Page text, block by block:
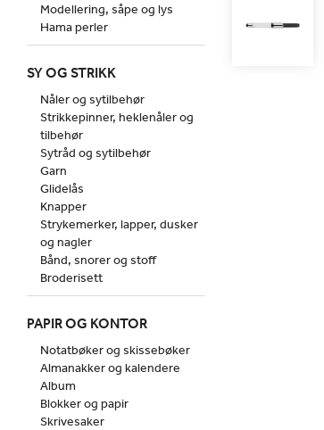
Modellering, såpe og lys
Hama perler
SY OG STRIKK
Nåler og sytilbehør
Strikkepinner, heklenåler og
tilbehør
Sytråd og sytilbehør
Garn
Glidelås
Knapper
Strykemerker, lapper, dusker
og nagler
Bånd, snorer og stoff
Broderisett
PAPIR OG KONTOR
Notatbøker og skissebøker
Almanakker og kalendere
Album
Blokker og papir
Skrivesaker